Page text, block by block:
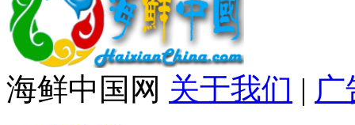
海鲜中国网 关于我们 | 广